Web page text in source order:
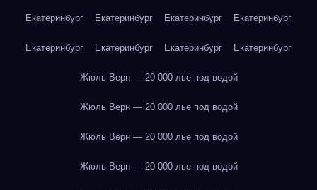
Екатеринбург Екатеринбург Екатеринбург Екатеринбург
Екатеринбург Екатеринбург Екатеринбург Екатеринбург
Жюль Верн — 20 000 лье под водой
Жюль Верн — 20 000 лье под водой
Жюль Верн — 20 000 лье под водой
Жюль Верн — 20 000 лье под водой